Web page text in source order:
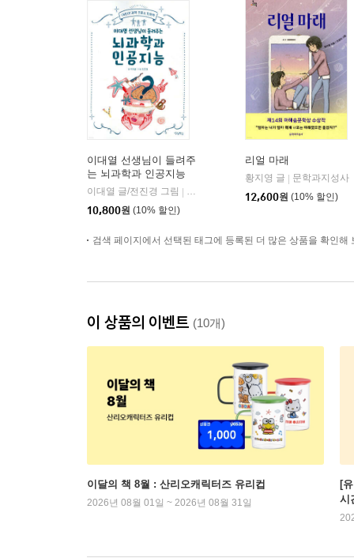
이대열 선생님이 들려주
는 뇌과학과 인공지능
이대열 글/전진경 그림
우리학교
10,800원 (10% 할인)
리얼 마래
황지영 글
문학과지성사
12,600원 (10% 할인)
검색 페이지에서 선택된 태그에 등록된 더 많은 상품을 확인해
이 상품의 이벤트 (10개)
이달의 책 8월 : 산리오캐릭터즈 유리컵
2026년 08월 01일 ~ 2026년 08월 31일
[
시